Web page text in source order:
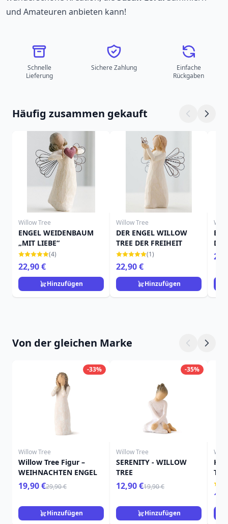
und Amateuren anbieten kann!
Schnelle
Lieferung
Sichere Zahlung
Einfache
Rückgaben
Häufig zusammen gekauft
Willow Tree
ENGEL WEIDENBAUM
„MIT LIEBE“
(4)
22,90 €
Hinzufügen
Willow Tree
DER ENGEL WILLOW
TREE DER FREIHEIT
(1)
22,90 €
Hinzufügen
Von der gleichen Marke
-33%
Willow Tree
Willow Tree Figur –
WEIHNACHTEN ENGEL
19,90 €29,90 €
Hinzufügen
-35%
Willow Tree
SERENITY - WILLOW
TREE
12,90 €19,90 €
Hinzufügen